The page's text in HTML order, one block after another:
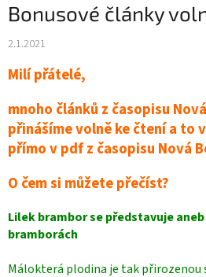
Bonusové články
2.1.2021
Milí přátelé,
mnoho článků z časopisu
přinášíme volně ke čtení a to
přímo v pdf z časopisu Nová
O čem si můžete přečíst?
Lilek brambor se představuje
bramborách
Málokterá plodina je tak přirozenou